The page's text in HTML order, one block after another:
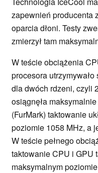
zapewnień producenta
oparcia dłoni. Testy
zmierzył tam
W teście obciążenia
procesora
dla dwóch rdzeni, czyli
osiągnęła
(FurMark) taktowanie
poziomie 1058 MHz, a
W teście pełnego
taktowanie CPU i GPU
maksymalnym